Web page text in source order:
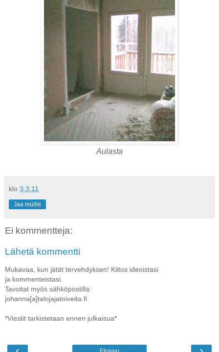
Aulasta
klo 3.3.11
Jaa muille
Ei kommentteja:
Lähetä kommentti
Mukavaa, kun jätät tervehdyksen! Kiitos ideoistasi
ja kommenteistasi.
Tavoitat myös sähköpostilla:
johanna[a]talojajatoiveita.fi
*Viestit tarkistetaan ennen julkaisua*